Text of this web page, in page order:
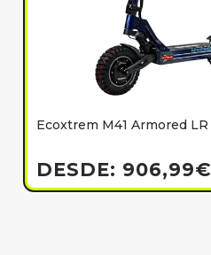
Ecoxtrem M41 Armored LR
DESDE: 906,99€